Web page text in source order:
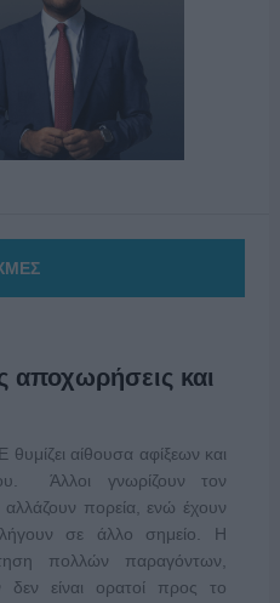
αποχωρήσεις και
αίθουσα αφίξεων και
Άλλοι γνωρίζουν τον
πορεία, ενώ έχουν
σε άλλο σημείο. Η
πολλών παραγόντων,
δεν είναι ορατοί προς το